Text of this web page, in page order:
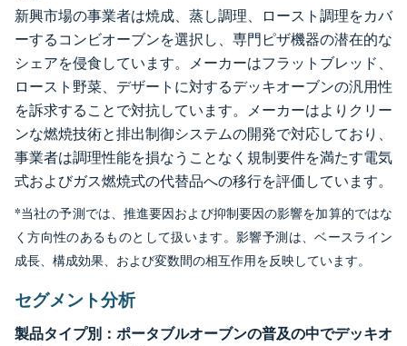
新興市場の事業者は焼成、蒸し調理、ロースト調理をカバ
ーするコンビオーブンを選択し、専門ピザ機器の潜在的な
シェアを侵食しています。メーカーはフラットブレッド、
ロースト野菜、デザートに対するデッキオーブンの汎用性
を訴求することで対抗しています。メーカーはよりクリー
ンな燃焼技術と排出制御システムの開発で対応しており、
事業者は調理性能を損なうことなく規制要件を満たす電気
式およびガス燃焼式の代替品への移行を評価しています。
*当社の予測では、推進要因および抑制要因の影響を加算的ではな
く方向性のあるものとして扱います。影響予測は、ベースライン
成長、構成効果、および変数間の相互作用を反映しています。
セグメント分析
製品タイプ別：ポータブルオーブンの普及の中でデッキオ